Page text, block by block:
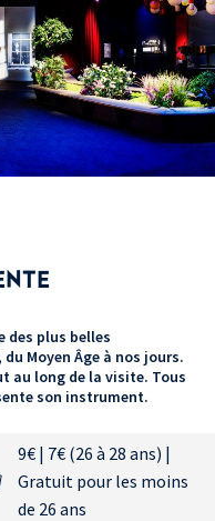
des plus belles
Moyen Âge à nos jours.
au long de la visite. Tous
son instrument.
9€ | 7€ (26 à 28 ans) |
Gratuit pour les moins
de 26 ans